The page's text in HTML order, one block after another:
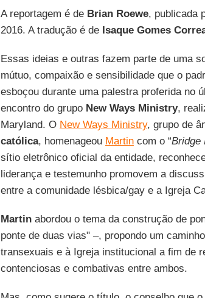
A reportagem é de Brian Roewe, publicada
2016. A tradução é de Isaque Gomes
Essas ideias e outras fazem parte de uma
mútuo, compaixão e sensibilidade que o
esboçou durante uma palestra proferida no
encontro do grupo New Ways Ministry,
Maryland. O New Ways Ministry, grupo de
católica, homenageou Martincom o “Bridge
sítio eletrônico oficial da entidade,
liderança e testemunho promovem a
entre a comunidade lésbica/gay e a Igreja
Martinabordou o tema da construção de
ponte de duas vias" –, propondo um
transexuais e à Igreja institucional a fim de
contenciosas e combativas entre ambos.